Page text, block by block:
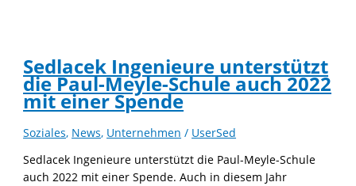
Sedlacek Ingenieure unterstützt
die Paul-Meyle-Schule auch 2022
mit einer Spende
Soziales, News, Unternehmen / UserSed
Sedlacek Ingenieure unterstützt die Paul-Meyle-Schule
auch 2022 mit einer Spende. Auch in diesem Jahr